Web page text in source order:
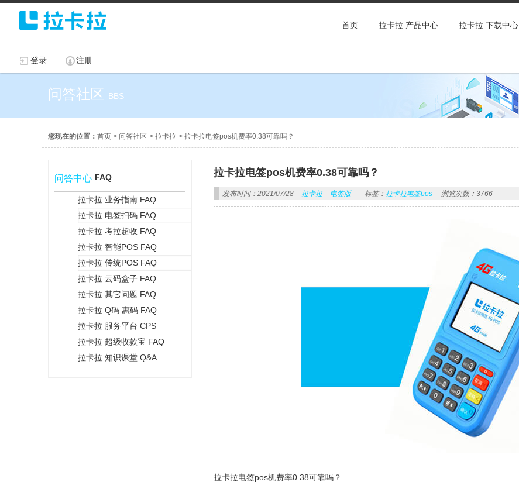
首页 拉卡拉 产品中心 拉卡拉 下载中心
登录 注册
问答社区 BBS
您现在的位置： 首页 > 问答社区 > 拉卡拉 > 拉卡拉电签pos机费率0.38可靠吗？
问答中心 FAQ
拉卡拉 业务指南 FAQ
拉卡拉 电签扫码 FAQ
拉卡拉 考拉超收 FAQ
拉卡拉 智能POS FAQ
拉卡拉 传统POS FAQ
拉卡拉 云码盒子 FAQ
拉卡拉 其它问题 FAQ
拉卡拉 Q码 惠码 FAQ
拉卡拉 服务平台 CPS
拉卡拉 超级收款宝 FAQ
拉卡拉 知识课堂 Q&A
拉卡拉电签pos机费率0.38可靠吗？
发布时间：2021/07/28 拉卡拉 电签版 标签： 拉卡拉电签pos 浏览次数：3766
拉卡拉电签pos机费率0.38可靠吗？